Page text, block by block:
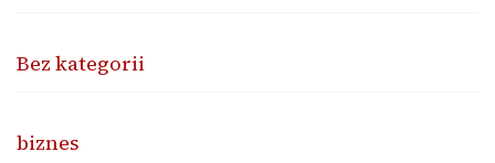
Bez kategorii
biznes